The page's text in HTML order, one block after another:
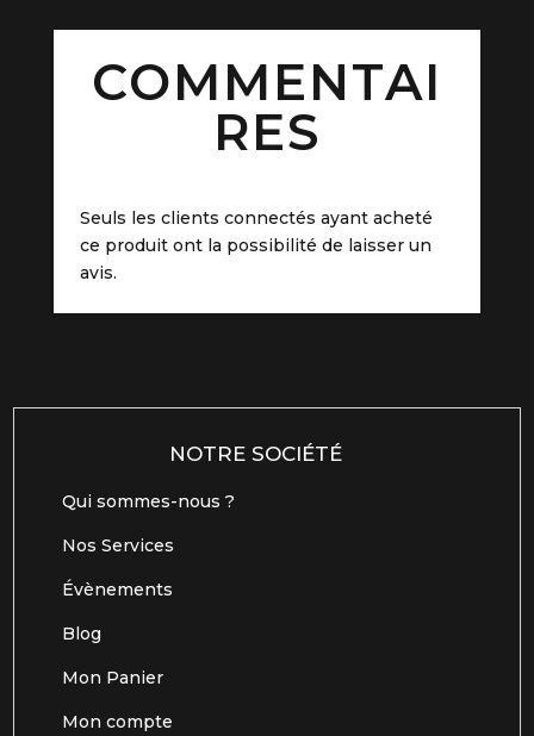
COMMENTAI
RES
Seuls les clients connectés ayant acheté
ce produit ont la possibilité de laisser un
avis.
NOTRE SOCIÉTÉ
Qui sommes-nous ?
Nos Services
Évènements
Blog
Mon Panier
Mon compte